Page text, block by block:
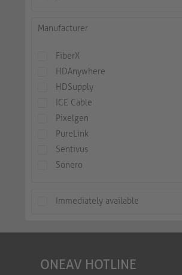
Manufacturer
FiberX
HDAnywhere
HDSupply
ICE Cable
Pixelgen
PureLink
Sentivus
Sonero
Immediately available
ONEAV HOTLINE